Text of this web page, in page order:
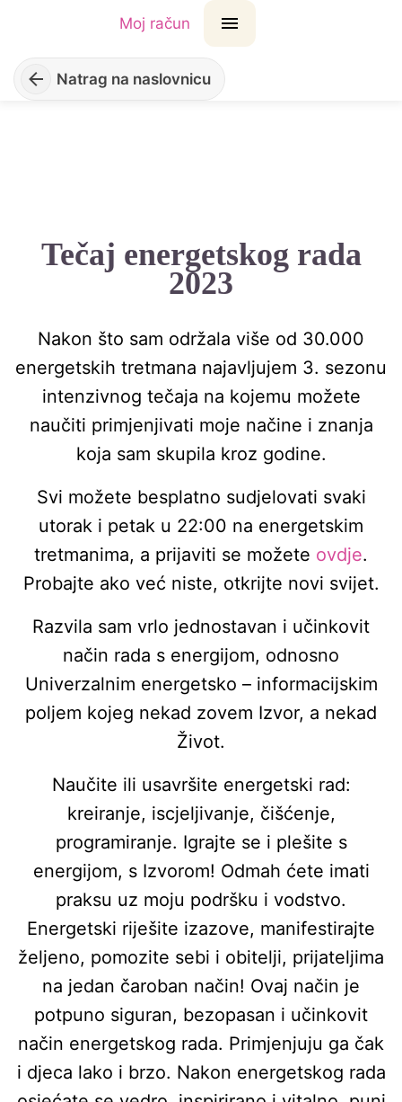
Moj račun
Natrag na naslovnicu
Tečaj energetskog rada
2023
Nakon što sam održala više od 30.000
energetskih tretmana najavljujem 3. sezonu
intenzivnog tečaja na kojemu možete
naučiti primjenjivati moje načine i znanja
koja sam skupila kroz godine.
Svi možete besplatno sudjelovati svaki
utorak i petak u 22:00 na energetskim
tretmanima, a prijaviti se možete ovdje.
Probajte ako već niste, otkrijte novi svijet.
Razvila sam vrlo jednostavan i učinkovit
način rada s energijom, odnosno
Univerzalnim energetsko – informacijskim
poljem kojeg nekad zovem Izvor, a nekad
Život.
Naučite ili usavršite energetski rad:
kreiranje, iscjeljivanje, čišćenje,
programiranje. Igrajte se i plešite s
energijom, s Izvorom! Odmah ćete imati
praksu uz moju podršku i vodstvo.
Energetski riješite izazove, manifestirajte
željeno, pomozite sebi i obitelji, prijateljima
na jedan čaroban način! Ovaj način je
potpuno siguran, bezopasan i učinkovit
način energetskog rada. Primjenjuju ga čak
i djeca lako i brzo. Nakon energetskog rada